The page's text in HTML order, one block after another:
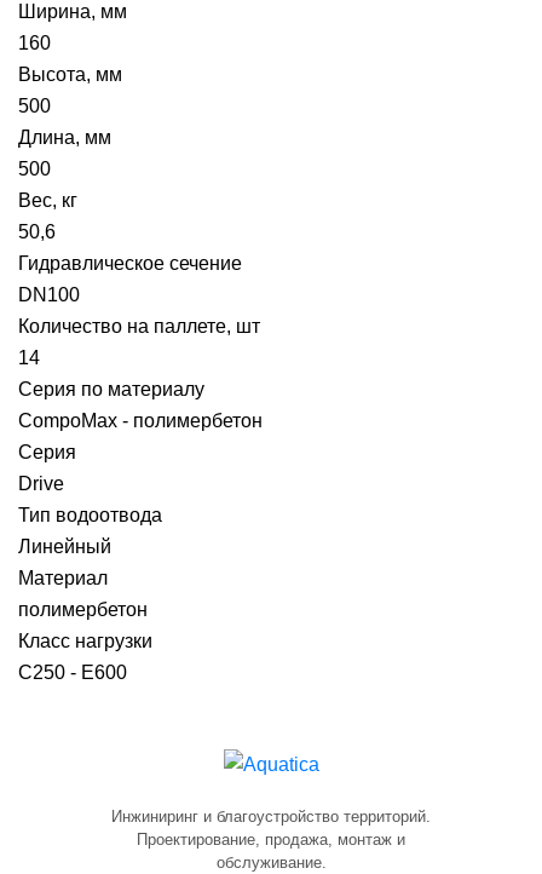
Ширина, мм
160
Высота, мм
500
Длина, мм
500
Вес, кг
50,6
Гидравлическое сечение
DN100
Количество на паллете, шт
14
Серия по материалу
CompoMax - полимербетон
Серия
Drive
Тип водоотвода
Линейный
Материал
полимербетон
Класс нагрузки
C250 - E600
Инжиниринг и благоустройство территорий.
Проектирование, продажа, монтаж и
обслуживание.